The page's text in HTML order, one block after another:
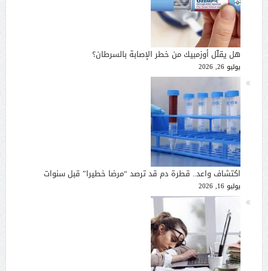
هل يقلّل أوزمبيك من خطر الإصابة بالسرطان؟
يوليو 26, 2026
اكتشاف واعد.. قطرة دم قد ترصد “مرضا خطيرا” قبل سنوات
يوليو 16, 2026